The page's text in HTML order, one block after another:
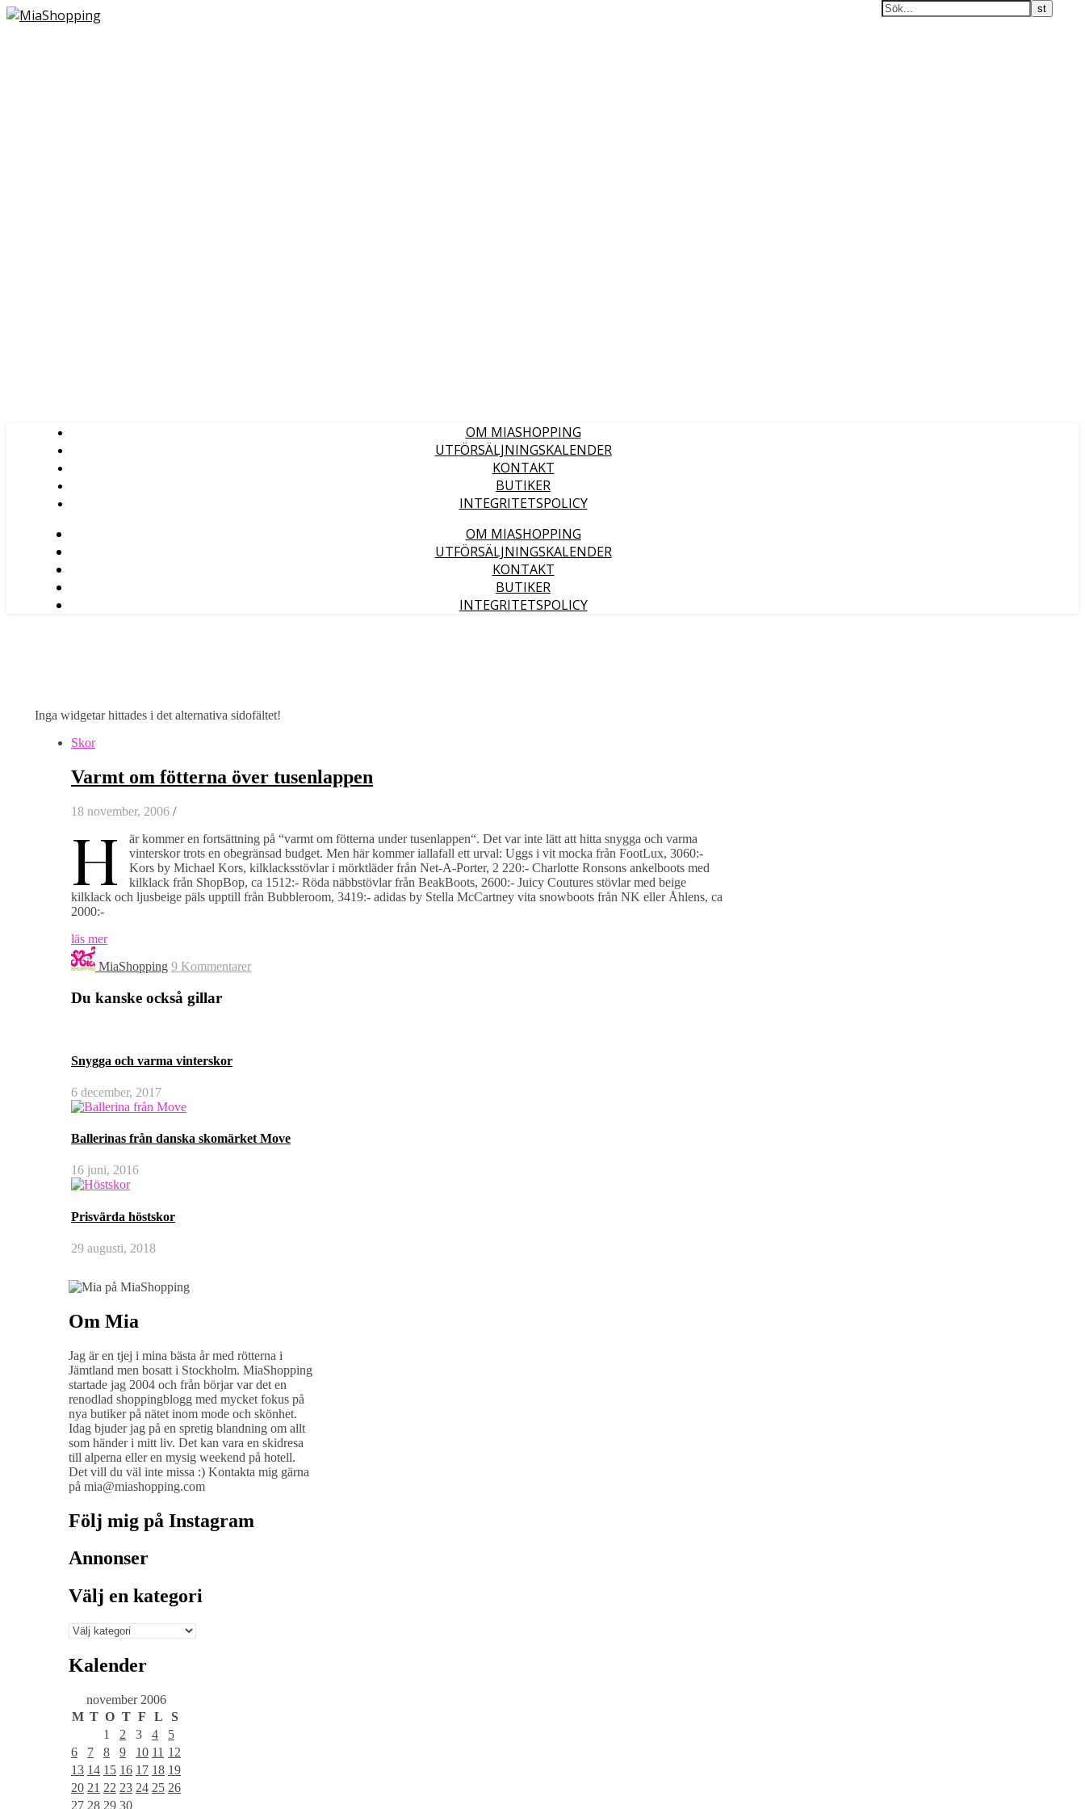
OM MIASHOPPING
UTFÖRSÄLJNINGSKALENDER
KONTAKT
BUTIKER
INTEGRITETSPOLICY
OM MIASHOPPING
UTFÖRSÄLJNINGSKALENDER
KONTAKT
BUTIKER
INTEGRITETSPOLICY
Inga widgetar hittades i det alternativa sidofältet!
Skor
Varmt om fötterna över tusenlappen
18 november, 2006 /
H
är kommer en fortsättning på “varmt om fötterna under tusenlappen“. Det var inte lätt att hitta snygga och varma
vinterskor trots en obegränsad budget. Men här kommer iallafall ett urval: Uggs i vit mocka från FootLux, 3060:-
Kors by Michael Kors, kilklacksstövlar i mörktläder från Net-A-Porter, 2 220:- Charlotte Ronsons ankelboots med
kilklack från ShopBop, ca 1512:- Röda näbbstövlar från BeakBoots, 2600:- Juicy Coutures stövlar med beige
kilklack och ljusbeige päls upptill från Bubbleroom, 3419:- adidas by Stella McCartney vita snowboots från NK eller Åhlens, ca
2000:-
läs mer
MiaShopping 9 Kommentarer
Du kanske också gillar
Snygga och varma vinterskor
6 december, 2017
Ballerinas från danska skomärket Move
16 juni, 2016
Prisvärda höstskor
29 augusti, 2018
Om Mia
Jag är en tjej i mina bästa år med rötterna i
Jämtland men bosatt i Stockholm. MiaShopping
startade jag 2004 och från börjar var det en
renodlad shoppingblogg med mycket fokus på
nya butiker på nätet inom mode och skönhet.
Idag bjuder jag på en spretig blandning om allt
som händer i mitt liv. Det kan vara en skidresa
till alperna eller en mysig weekend på hotell.
Det vill du väl inte missa :) Kontakta mig gärna
på mia@miashopping.com
Följ mig på Instagram
Annonser
Välj en kategori
Välj
kategori
Kalender
november 2006
M T O T F L
S
1
2 3 4
5
6
7 8 9 10 11 12
13 14 15 16 17 18 19
20 21 22 23 24 25 26
27 28 29 30